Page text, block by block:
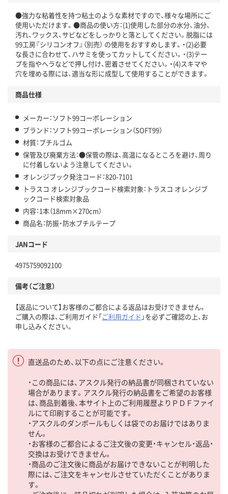
●強力な粘着性を持つ粘土のような素材ですので、様々な場所にご
使用いただけます。●商品の使い方：(1)使用した部分の水分、油分、
汚れ、ワックス、サビなどをしっかりと落としてください。脱脂には
99工房『シリコンオフ』（別売） の使用をおすすめします。・(2)必要
な長さに合わせて、ハサミを使ってカットしてください。・(3)テー
プを指やヘラなどで押し付け、密着させてください。・(4)スキマや
穴を埋める際には、適当な形に成型して使用することができます。
商品仕様
メーカー：ソフト99コーポレーション
ブランド：ソフト99コーポレーション（SOFT99）
材質：ブチルゴム
保管及び廃棄方法：●保管の際は、高温になるところを避け、周り
に付着しないよう注意してください。
オレンジブック発注コード：820-7101
トラスコ オレンジブックコード検索対象：トラスコ オレンジブ
ックコード検索対象品
内容：1本（18mm×270cm）
商品名：防振・防水ブチルテープ
JANコード
4975759092100
備考（ご注意）
【返品について】お客様のご都合による返品はお受けできません。
ご購入の際は、ご利用ガイド「ご利用ガイド 」を必ずご確認の上、お
申し込みください。
直送品のため、以下の点にご注意ください。
・この商品には、アスクル発行の納品書が同梱されていない
場合があります。アスクル発行の納品書をご希望のお客様
は、商品到着後、本サイト上のご利用履歴よりＰＤＦファイ
ルにて印刷することが可能です。
・アスクルのダンボールもしくは袋でのお届けではありま
せん。
・お客様のご都合によるご注文後の変更・キャンセル・返品・
交換はお受けできません。
・商品のご注文後に商品がお届けできないことが判明した
際には、ご注文をキャンセルさせていただくことがありま
す。